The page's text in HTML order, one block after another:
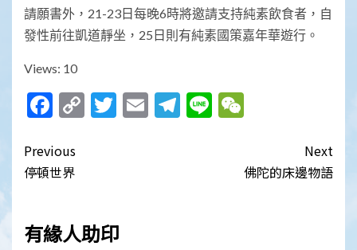
請願書外，21-23日每晚6時將邀請支持純素飲食者，自
發性前往凱道靜坐，25日則有純素國策嘉年華遊行。
Views: 10
Facebook
CopyTwitter
EmailTelegram
Line
Post
navigation
Previous
停頓世界
Next
佛陀的床邊物語
有緣人助印